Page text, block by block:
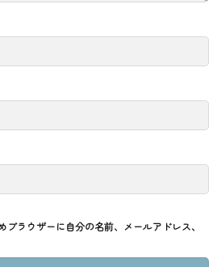
ラウザーに自分の名前、メールアドレス、